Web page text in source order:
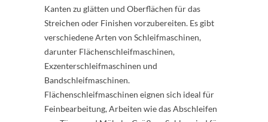
Kanten zu glätten und Oberflächen für das
Streichen oder Finishen vorzubereiten. Es gibt
verschiedene Arten von Schleifmaschinen,
darunter Flächenschleifmaschinen,
Exzenterschleifmaschinen und
Bandschleifmaschinen.
Flächenschleifmaschinen eignen sich ideal für
Feinbearbeitung, Arbeiten wie das Abschleifen